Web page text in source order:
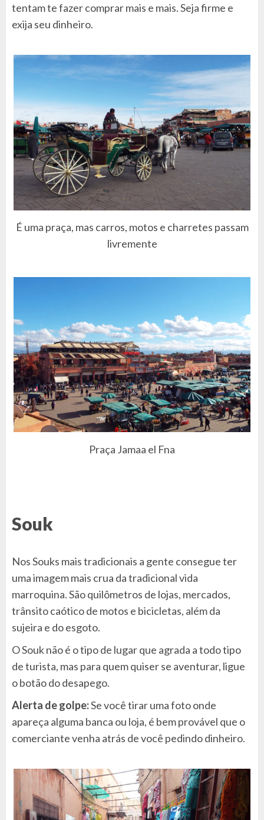
tentam te fazer comprar mais e mais. Seja firme e
exija seu dinheiro.
É uma praça, mas carros, motos e charretes passam
livremente
Praça Jamaa el Fna
Souk
Nos Souks mais tradicionais a gente consegue ter
uma imagem mais crua da tradicional vida
marroquina. São quilômetros de lojas, mercados,
trânsito caótico de motos e bicicletas, além da
sujeira e do esgoto.
O Souk não é o tipo de lugar que agrada a todo tipo
de turista, mas para quem quiser se aventurar, ligue
o botão do desapego.
Alerta de golpe:Se você tirar uma foto onde
apareça alguma banca ou loja, é bem provável que o
comerciante venha atrás de você pedindo dinheiro.